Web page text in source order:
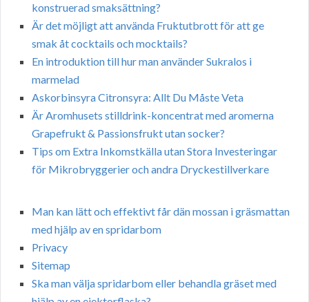
konstruerad smaksättning?
Är det möjligt att använda Fruktutbrott för att ge
smak åt cocktails och mocktails?
En introduktion till hur man använder Sukralos i
marmelad
Askorbinsyra Citronsyra: Allt Du Måste Veta
Är Aromhusets stilldrink-koncentrat med aromerna
Grapefrukt & Passionsfrukt utan socker?
Tips om Extra Inkomstkälla utan Stora Investeringar
för Mikrobryggerier och andra Dryckestillverkare
Man kan lätt och effektivt får dän mossan i gräsmattan
med hjälp av en spridarbom
Privacy
Sitemap
Ska man välja spridarbom eller behandla gräset med